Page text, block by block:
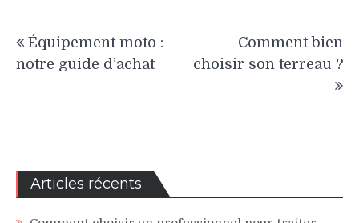
Navigation
de
Équipement moto :
notre guide d’achat
Comment bien
choisir son terreau ?
Articles récents